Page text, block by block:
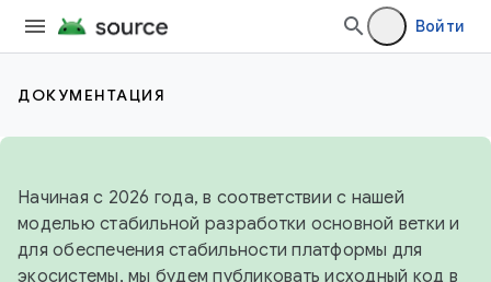
Войти
ДОКУМЕНТАЦИЯ
Начиная с 2026 года, в соответствии с нашей
моделью стабильной разработки основной ветки и
для обеспечения стабильности платформы для
экосистемы, мы будем публиковать исходный код в